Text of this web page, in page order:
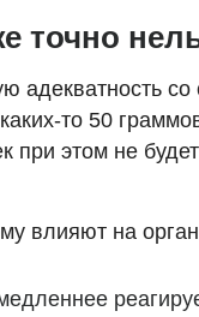
точно
адекватность
то 50
при этом не
влияют на